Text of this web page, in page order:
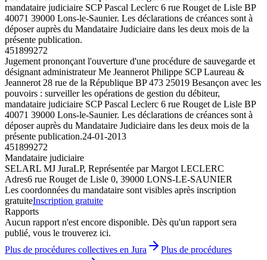
mandataire judiciaire SCP Pascal Leclerc 6 rue Rouget de Lisle BP
40071 39000 Lons-le-Saunier. Les déclarations de créances sont à
déposer auprès du Mandataire Judiciaire dans les deux mois de la
présente publication.
451899272
Jugement prononçant l'ouverture d'une procédure de sauvegarde et
désignant administrateur Me Jeannerot Philippe SCP Laureau &
Jeannerot 28 rue de la République BP 473 25019 Besançon avec les
pouvoirs : surveiller les opérations de gestion du débiteur,
mandataire judiciaire SCP Pascal Leclerc 6 rue Rouget de Lisle BP
40071 39000 Lons-le-Saunier. Les déclarations de créances sont à
déposer auprès du Mandataire Judiciaire dans les deux mois de la
présente publication.24-01-2013
451899272
Mandataire judiciaire
SELARL MJ JuraLP, Représentée par Margot LECLERC
Adres6 rue Rouget de Lisle 0, 39000 LONS-LE-SAUNIER
Les coordonnées du mandataire sont visibles après inscription
gratuiteInscription gratuite
Rapports
Aucun rapport n'est encore disponible. Dès qu'un rapport sera
publié, vous le trouverez ici.
Plus de procédures collectives en Jura
Plus de procédures